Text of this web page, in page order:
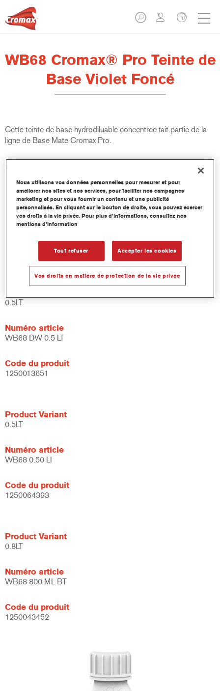
WB68 Cromax® Pro Teinte de
Base Violet Foncé
Cette teinte de base hydrodiluable concentrée fait partie de la
ligne de Base Mate Cromax Pro.
Caractéristiques du produit
Excellent pouvoir couvrant avec une précision colorimétrique
remarquable.
Rapide et économique à utiliser, permettant d'augmenter le
rendement et la productivité.
Fait partie d'un système dédié et complet de teintes de base
Large fenêtre d'application.
Flexible - peut être utilisé dans différentes conditions
climatiques et avec différentes techniques d'application.
0.5LT
Numéro article
WB68 DW 0.5 LT
Code du produit
1250013651
Product Variant
0.5LT
Numéro article
WB68 0.50 LI
Code du produit
1250064393
Product Variant
0.8LT
Numéro article
WB68 800 ML BT
Code du produit
1250043452
Nous utilisons vos données personnelles pour mesurer et pour
améliorer nos sites et nos services, pour faciliter nos campagnes
marketing et pour vous fournir un contenu et une publicité
personnalisés. En cliquant sur le bouton de droite, vous pouvez exercer
vos droits à la vie privée. Pour plus d’informations, consultez nos
mentions d’information
Tout refuser Accepter les cookies
Vos droits en matière de protection de la vie privée